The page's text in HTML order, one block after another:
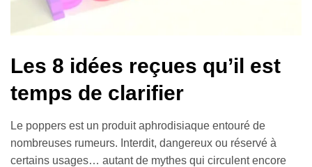
Les 8 idées reçues qu’il est
temps de clarifier
Le poppers est un produit aphrodisiaque entouré de
nombreuses rumeurs. Interdit, dangereux ou réservé à
certains usages… autant de mythes qui circulent encore